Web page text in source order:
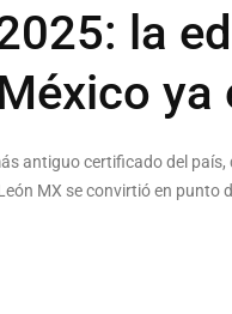
la
ya
antiguo certificado del
MX se convirtió en punto